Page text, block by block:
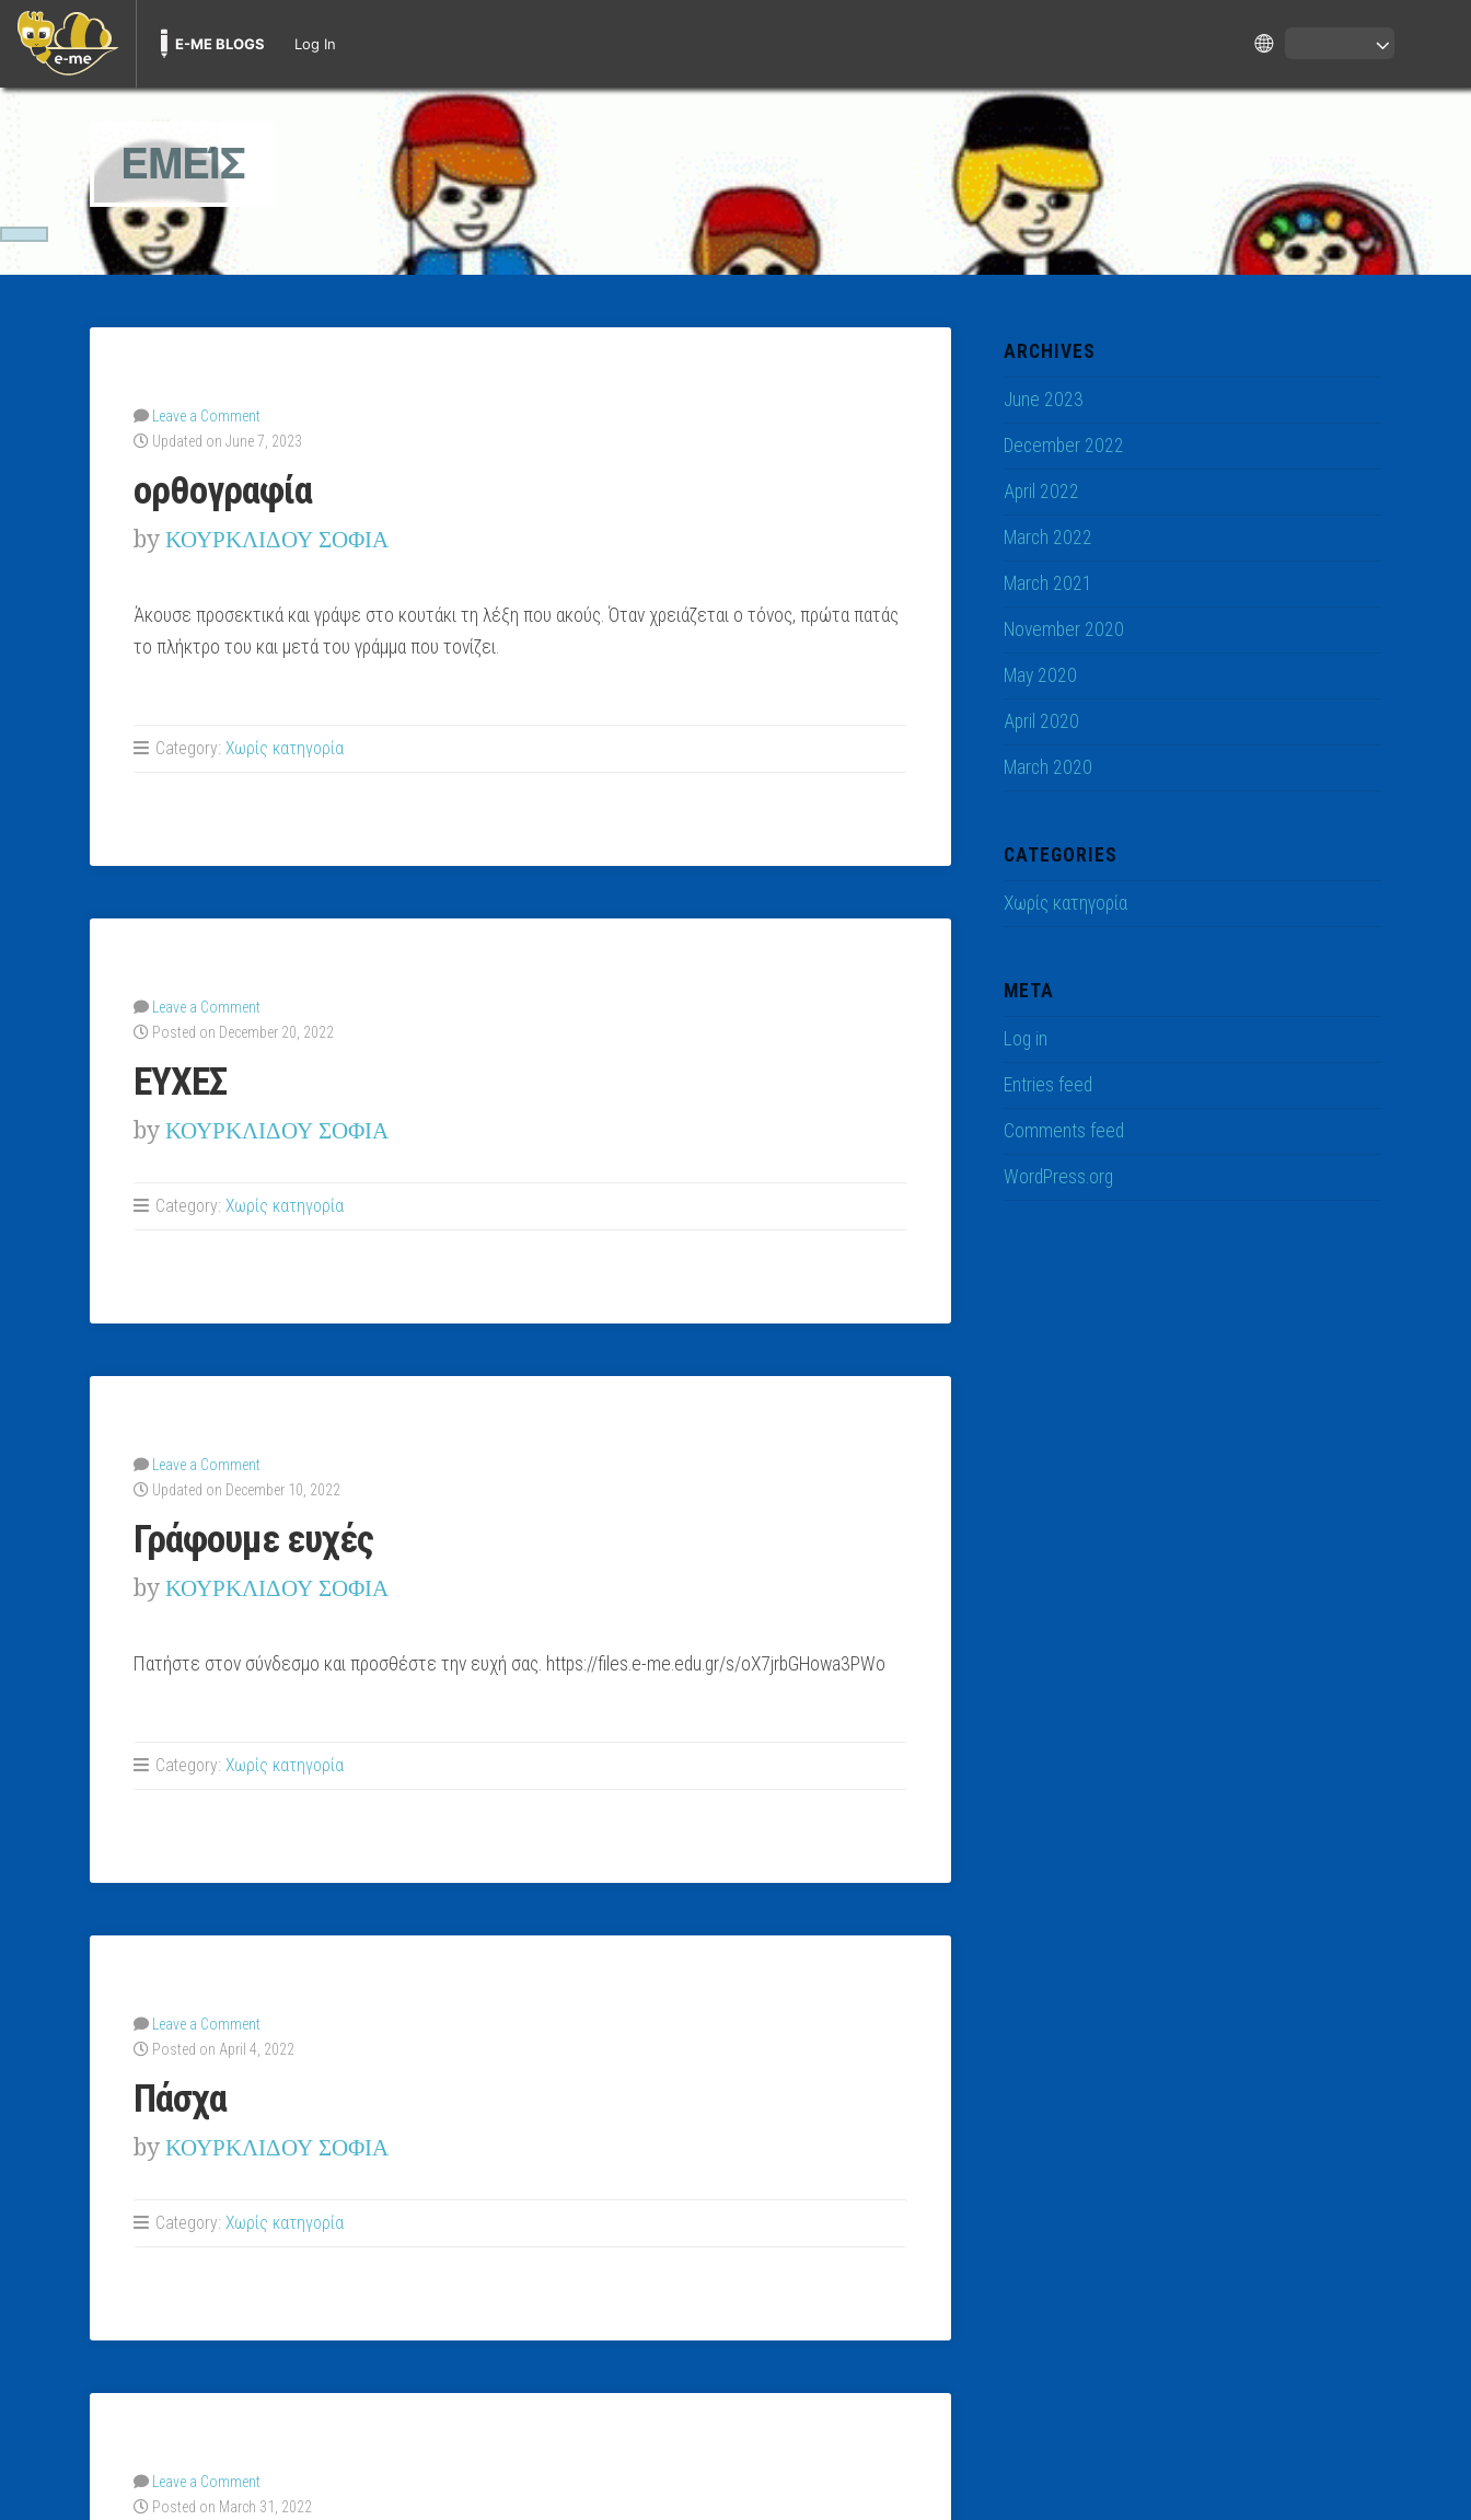
E-ME BLOGS Log In
ΕΜΕΊΣ
Leave a Comment
Updated on June 7, 2023
ορθογραφία
by ΚΟΥΡΚΛΙΔΟΥ ΣΟΦΙΑ
Άκουσε προσεκτικά και γράψε στο κουτάκι τη λέξη που ακούς. Όταν χρειάζεται ο τόνος, πρώτα πατάς
το πλήκτρο του και μετά του γράμμα που τονίζει.
Category: Χωρίς κατηγορία
Leave a Comment
Posted on December 20, 2022
EYXEΣ
by ΚΟΥΡΚΛΙΔΟΥ ΣΟΦΙΑ
Category: Χωρίς κατηγορία
Leave a Comment
Updated on December 10, 2022
Γράφουμε ευχές
by ΚΟΥΡΚΛΙΔΟΥ ΣΟΦΙΑ
Πατήστε στον σύνδεσμο και προσθέστε την ευχή σας. https://files.e-me.edu.gr/s/oX7jrbGHowa3PWo
Category: Χωρίς κατηγορία
Leave a Comment
Posted on April 4, 2022
Πάσχα
by ΚΟΥΡΚΛΙΔΟΥ ΣΟΦΙΑ
Category: Χωρίς κατηγορία
Leave a Comment
Posted on March 31, 2022
ARCHIVES
June 2023
December 2022
April 2022
March 2022
March 2021
November 2020
May 2020
April 2020
March 2020
CATEGORIES
Χωρίς κατηγορία
META
Log in
Entries feed
Comments feed
WordPress.org